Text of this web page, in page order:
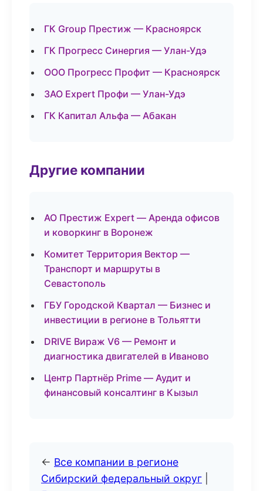
ГК Group Престиж — Красноярск
ГК Прогресс Синергия — Улан-Удэ
ООО Прогресс Профит — Красноярск
ЗАО Expert Профи — Улан-Удэ
ГК Капитал Альфа — Абакан
Другие компании
АО Престиж Expert — Аренда офисов
и коворкинг в Воронеж
Комитет Территория Вектор —
Транспорт и маршруты в
Севастополь
ГБУ Городской Квартал — Бизнес и
инвестиции в регионе в Тольятти
DRIVE Вираж V6 — Ремонт и
диагностика двигателей в Иваново
Центр Партнёр Prime — Аудит и
финансовый консалтинг в Кызыл
← Все компании в регионе
Сибирский федеральный округ